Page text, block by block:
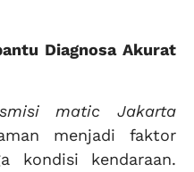
Diagnosa Akurat
matic Jakarta
menjadi faktor
kondisi kendaraan.